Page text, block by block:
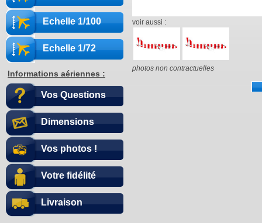
Echelle 1/100
Echelle 1/72
Informations aériennes :
Vos Questions
Dimensions
Vos photos !
Votre fidélité
Livraison
voir aussi :
photos non contractuelles